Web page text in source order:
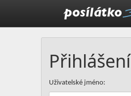
Přihlášení
Uživatelské jméno: